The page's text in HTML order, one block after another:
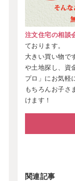
注文住宅の相談
ております。
大きい買い物で
や土地探し、資
プロ」にお気軽
もちろんお子さ
けます！
関連記事